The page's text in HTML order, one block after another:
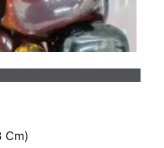
Cm)